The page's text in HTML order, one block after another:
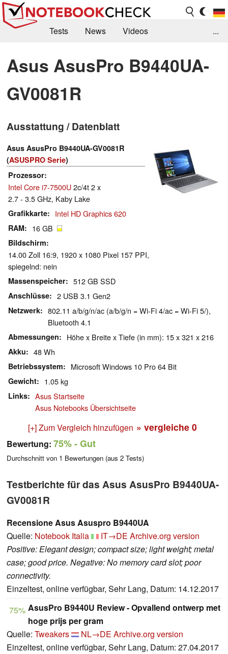
Tests News
Videos
Kaufberatung
Deals Suche
Jobs
Forum
...
Asus AsusPro B9440UA-
GV0081R
Ausstattung / Datenblatt
Asus AsusPro B9440UA-GV0081R
(ASUSPRO Serie)
Prozessor
Intel Core i7-7500U2c/4t 2 x
2.7 - 3.5 GHz, Kaby Lake
Grafikkarte Intel HD Graphics 620
RAM 16 GB
Bildschirm
14.00 Zoll 16:9, 1920 x 1080 Pixel 157 PPI,
spiegelnd: nein
Massenspeicher 512 GB SSD
Anschlüsse 2 USB 3.1 Gen2
Netzwerk
802.11 a/b/g/n/ac (a/b/g/n = Wi-Fi 4/ac = Wi-Fi 5/),
Bluetooth 4.1
Abmessungen Höhe x Breite x Tiefe (in mm): 15 x 321 x 216
Akku 48 Wh
Betriebssystem Microsoft Windows 10 Pro 64 Bit
Gewicht 1.05 kg
Links
Asus Startseite
Asus Notebooks Übersichtseite
[+] Zum Vergleich hinzufügen » vergleiche 0
Bewertung: 75%- Gut
Durchschnitt von 1 Bewertungen (aus 2 Tests)
Testberichte für das Asus AsusPro B9440UA-
GV0081R
Recensione Asus Asuspro B9440UA
Quelle: Notebook Italia IT→DE Archive.org version
Positive: Elegant design; compact size; light weight; metal
case; good price. Negative: No memory card slot; poor
connectivity.
Einzeltest, online verfügbar, Sehr Lang, Datum: 14.12.2017
75% AsusPro B9440U Review - Opvallend ontwerp met
hoge prijs per gram
Quelle: Tweakers NL→DE Archive.org version
Einzeltest, online verfügbar, Sehr Lang, Datum: 27.04.2017